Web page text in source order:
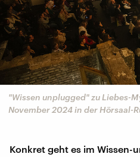
"Wissen unplugged" zu Liebes-
November 2024 in der Hörsaal-
Konkret geht es im Wissen-